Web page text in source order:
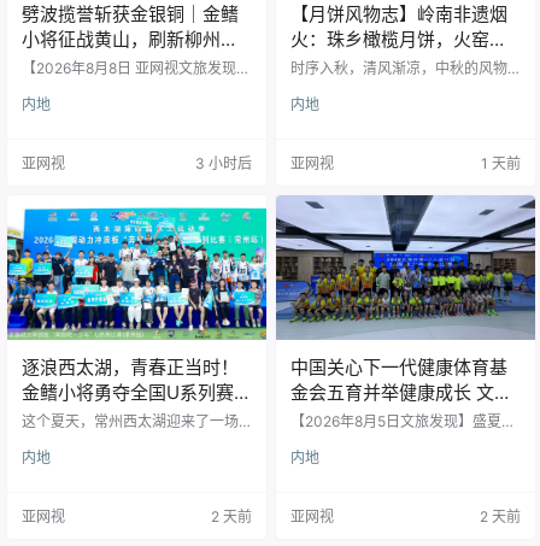
劈波揽誉斩获金银铜｜金鳍
小将征战黄山，刷新柳州水
上运动格局
【2026年8月8日 亚网视文旅发现】
归。8月5日至8日，2026全国动力
出征的金鳍体育代表队发挥亮眼，
在太平湖湖面扬起独属于柳州水上
运动的青春风浪。 本次赛事由国家
体育总局水上运动管理中心主办，
依托太平湖得天独厚的水域条件设
置赛场，汇集全国二十…
内地
亚网视 3 小时后
【月饼风物志】岭南非遗烟
火：珠乡橄榄月饼，火窑古
法里的中秋食养文脉
时序入秋，清风渐凉，中秋的风物
华节庆文化的经典符号，沉淀着千
月饼流派百花齐放： 苏式酥香层
密，经典广式温润醇厚。 一方水
土，一味风物，各自传承一方人文
底蕴。 而在岭南风物谱系之中，珠
乡橄榄月饼凭借独树一帜的非遗古
法技艺与五行食养理念，自成一
派，成为岭南极具代表性的中秋特
色文化风…
内地
亚网视 1 天前
逐浪西太湖，青春正当时！
金鳍小将勇夺全国U系列赛季
军
这个夏天，常州西太湖迎来了一场
国动力冲浪板“奔跑吧·少年”U系列比
南、上海、广西等地的近百名青少
内地
亚网视 2 天前
中国关心下一代健康体育基
金会五育并举健康成长 文体
嘉年华活动圆满落幕
【2026年8月5日文旅发现】盛夏启
2日，由中国关心下一代健康体育基
青岛圆满落幕。活动以 “五育并举”
内地
亚网视 2 天前